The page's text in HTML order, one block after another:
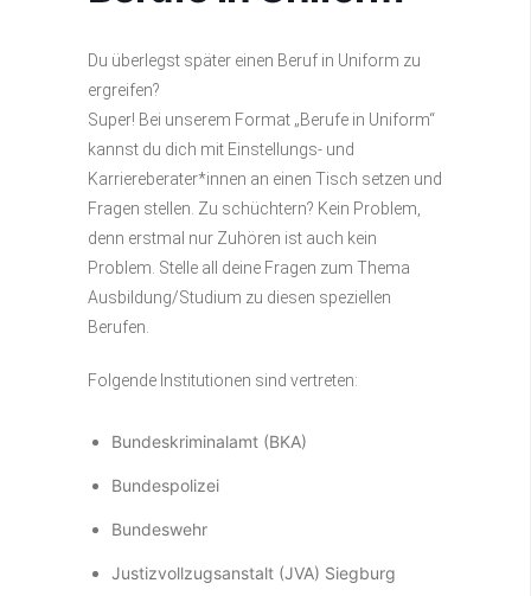
Du überlegst später einen Beruf in Uniform zu
ergreifen?
Super! Bei unserem Format „Berufe in Uniform“
kannst du dich mit Einstellungs- und
Karriereberater*innen an einen Tisch setzen und
Fragen stellen. Zu schüchtern? Kein Problem,
denn erstmal nur Zuhören ist auch kein
Problem. Stelle all deine Fragen zum Thema
Ausbildung/Studium zu diesen speziellen
Berufen.
Folgende Institutionen sind vertreten:
Bundeskriminalamt (BKA)
Bundespolizei
Bundeswehr
Justizvollzugsanstalt (JVA) Siegburg